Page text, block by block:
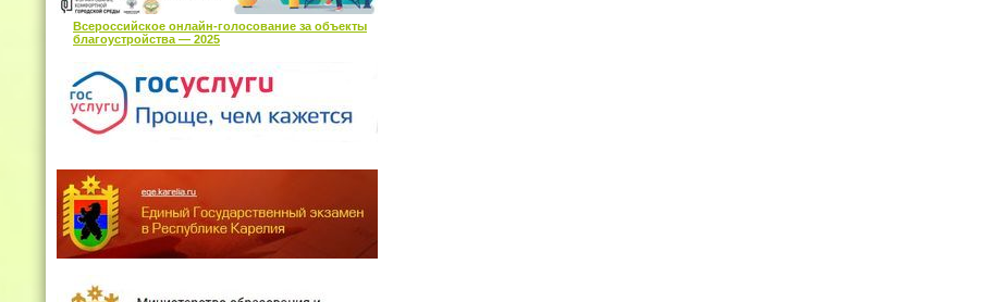
Всероссийское онлайн-голосование за объекты
благоустройства — 2025